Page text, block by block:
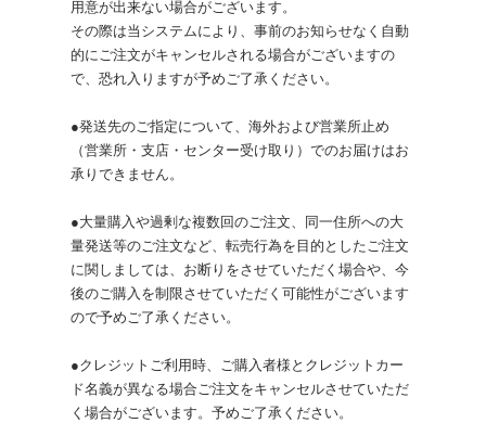
用意が出来ない場合がございます。
その際は当システムにより、事前のお知らせなく自動
的にご注文がキャンセルされる場合がございますの
で、恐れ入りますが予めご了承ください。
●発送先のご指定について、海外および営業所止め
（営業所・支店・センター受け取り）でのお届けはお
承りできません。
●大量購入や過剰な複数回のご注文、同一住所への大
量発送等のご注文など、転売行為を目的としたご注文
に関しましては、お断りをさせていただく場合や、今
後のご購入を制限させていただく可能性がございます
ので予めご了承ください。
●クレジットご利用時、ご購入者様とクレジットカー
ド名義が異なる場合ご注文をキャンセルさせていただ
く場合がございます。予めご了承ください。